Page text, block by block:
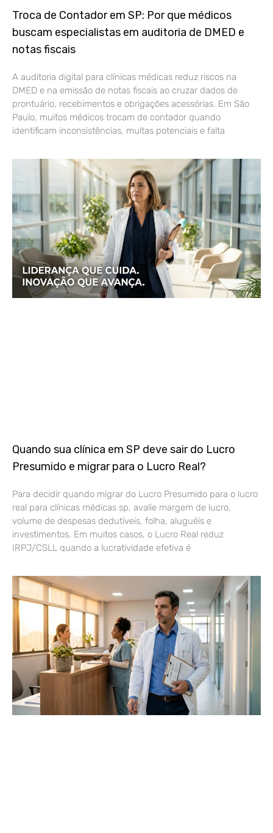
Troca de Contador em SP: Por que médicos
buscam especialistas em auditoria de DMED e
notas fiscais
A auditoria digital para clínicas médicas reduz riscos na
DMED e na emissão de notas fiscais ao cruzar dados de
prontuário, recebimentos e obrigações acessórias. Em São
Paulo, muitos médicos trocam de contador quando
identificam inconsistências, multas potenciais e falta
Quando sua clínica em SP deve sair do Lucro
Presumido e migrar para o Lucro Real?
Para decidir quando migrar do Lucro Presumido para o lucro
real para clínicas médicas sp, avalie margem de lucro,
volume de despesas dedutíveis, folha, aluguéis e
investimentos. Em muitos casos, o Lucro Real reduz
IRPJ/CSLL quando a lucratividade efetiva é